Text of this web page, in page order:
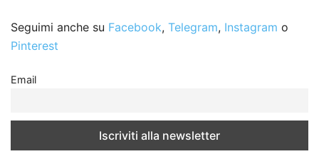
Seguimi anche su Facebook, Telegram, Instagram o
Pinterest
Email